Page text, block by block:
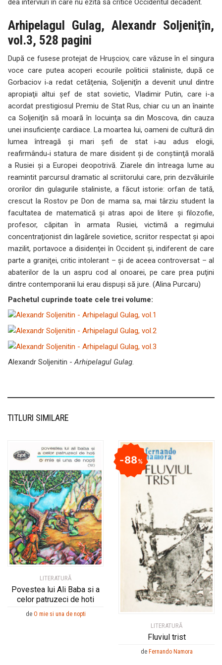
dea interviuri în care nu ezită să critice Occidentul decadent.
Arhipelagul Gulag, Alexandr Soljeniţîn,
vol.3, 528 pagini
După ce fusese protejat de Hruşciov, care văzuse în el singura
voce care putea acoperi ecourile politicii staliniste, după ce
Gorbaciov i‑a redat cetăţenia, Soljeniţîn a devenit unul dintre
apropiaţii altui şef de stat sovietic, Vladimir Putin, care i-a
acordat prestigiosul Premiu de Stat Rus, chiar cu un an înainte
ca Soljeniţîn să moară în locuinţa sa din Moscova, din cauza
unei insuficienţe cardiace. La moartea lui, oameni de cultură din
lumea întreagă şi mari şefi de stat i‑au adus elogii,
reafirmându‑i statura de mare disident şi de conştiinţă morală
a Rusiei şi a Europei deopotrivă. Ziarele din întreaga lume au
reamintit parcursul dramatic al scriitorului care, prin dezvăluirile
ororilor din gulagurile staliniste, a făcut istorie: orfan de tată,
crescut la Rostov pe Don de mama sa, mai târziu student la
facultatea de matematică şi atras apoi de litere şi filozofie,
profesor, căpitan în armata Rusiei, victimă a regimului
concentraţionist din lagărele sovietice, scriitor respectat şi apoi
mazilit, portavoce a disidenţei în Occident şi, indiferent de care
parte a graniţei, critic intolerant – şi de aceea controversat – al
abaterilor de la un aspru cod al onoarei, pe care prea puţini
dintre contemporanii lui erau dispuşi să jure. (Alina Purcaru)
Pachetul cuprinde toate cele trei volume:
Alexandr Soljenitin - Arhipelagul Gulag
TITLURI SIMILARE
LITERATURĂ
Povestea lui Ali Baba si a
celor patruzeci de hoti
de O mie si una de nopti
LITERATURĂ
Fluviul trist
88%
de Fernando Namora